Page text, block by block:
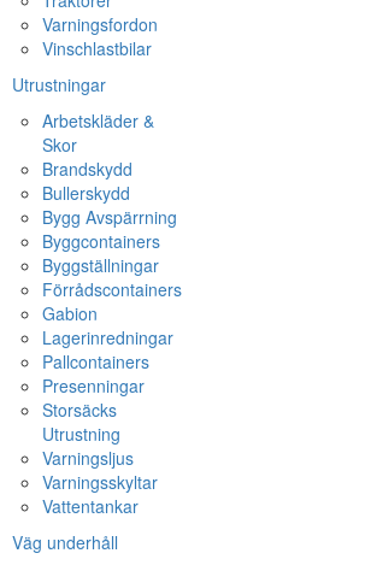
Varningsfordon
Vinschlastbilar
Utrustningar
Arbetskläder &
Skor
Brandskydd
Bullerskydd
Bygg Avspärrning
Byggcontainers
Byggställningar
Förrådscontainers
Gabion
Lagerinredningar
Pallcontainers
Presenningar
Storsäcks
Utrustning
Varningsljus
Varningsskyltar
Vattentankar
Väg underhåll